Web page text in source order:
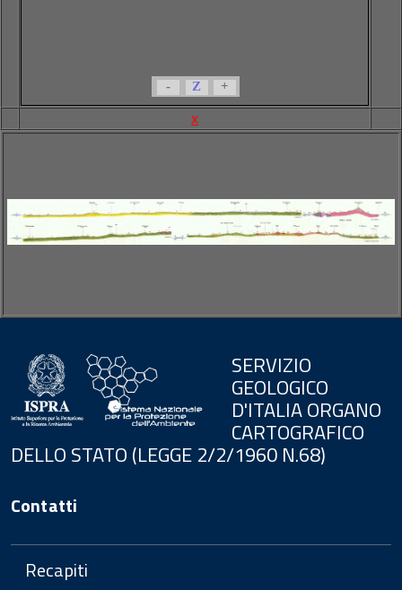
- Z +
x
SERVIZIO
GEOLOGICO
D'ITALIA ORGANO
CARTOGRAFICO
DELLO STATO (LEGGE 2/2/1960 N.68)
Contatti
Recapiti